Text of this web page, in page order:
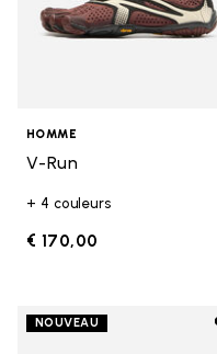
HOMME
V-Run
+ 4 couleurs
€ 170,00
NOUVEAU